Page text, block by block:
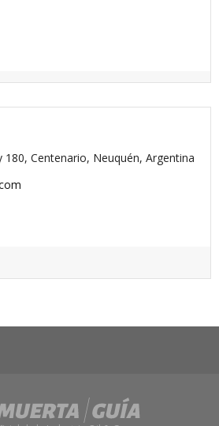
180, Centenario, Neuquén, Argentina